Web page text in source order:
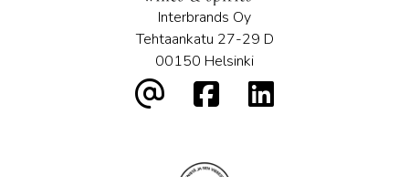
Interbrands Oy
Tehtaankatu 27-29 D
00150 Helsinki